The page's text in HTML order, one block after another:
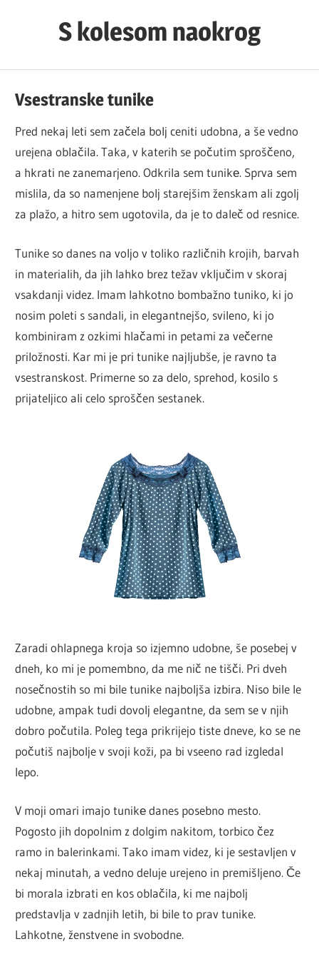
S kolesom naokrog
Vsestranske tunike
Pred nekaj leti sem začela bolj ceniti udobna, a še vedno
urejena oblačila. Taka, v katerih se počutim sproščeno,
a hkrati ne zanemarjeno. Odkrila sem tunikе. Sprva sem
mislila, da so namenjene bolj starejšim ženskam ali zgolj
za plažo, a hitro sem ugotovila, da je to daleč od resnice.
Tunike so danes na voljo v toliko različnih krojih, barvah
in materialih, da jih lahko brez težav vključim v skoraj
vsakdanji videz. Imam lahkotno bombažno tuniko, ki jo
nosim poleti s sandali, in elegantnejšo, svileno, ki jo
kombiniram z ozkimi hlačami in petami za večerne
priložnosti. Kar mi je pri tunike najljubše, je ravno ta
vsestranskost. Primerne so za delo, sprehod, kosilo s
prijateljico ali celo sproščen sestanek.
Zaradi ohlapnega kroja so izjemno udobne, še posebej v
dneh, ko mi je pomembno, da me nič ne tišči. Pri dveh
nosečnostih so mi bile tunike najboljša izbira. Niso bile le
udobne, ampak tudi dovolj elegantne, da sem se v njih
dobro počutila. Poleg tega prikrijejo tiste dneve, ko se ne
počutiš najbolje v svoji koži, pa bi vseeno rad izgledal
lepo.
V moji omari imajo tunikе danes posebno mesto.
Pogosto jih dopolnim z dolgim nakitom, torbico čez
ramo in balerinkami. Tako imam videz, ki je sestavljen v
nekaj minutah, a vedno deluje urejeno in premišljeno. Če
bi morala izbrati en kos oblačila, ki me najbolj
predstavlja v zadnjih letih, bi bile to prav tunike.
Lahkotne, ženstvene in svobodne.